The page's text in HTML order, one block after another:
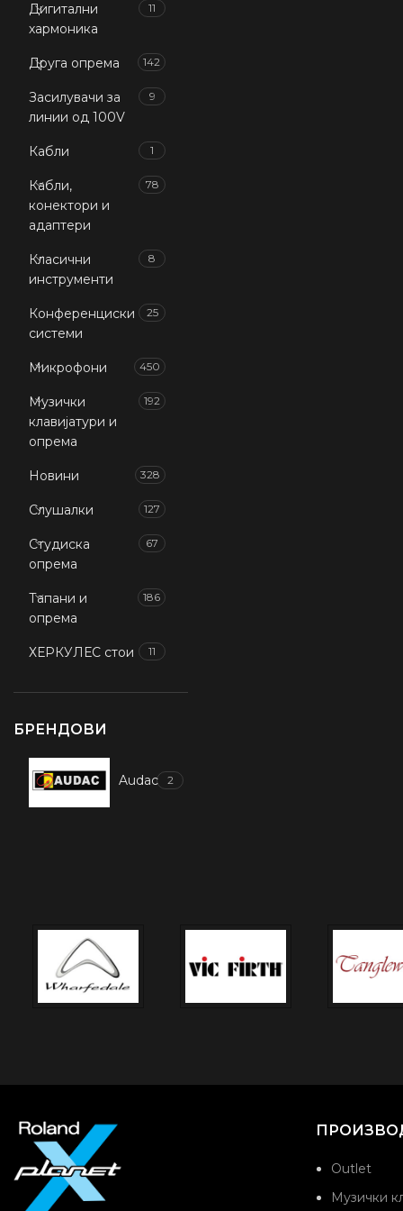
Дигитални
хармоника
11
Друга опрема 142
Засилувачи за
линии од 100V
9
Кабли 1
Кабли,
конектори и
адаптери
78
Класични
инструменти
8
Конференциски
системи
25
Микрофони 450
Музички
клавијатури и
опрема
192
Новини 328
Слушалки 127
Студиска
опрема
67
Тапани и
опрема
186
ХЕРКУЛЕС стои 11
БРЕНДОВИ
Audac 2
Outlet
Музички